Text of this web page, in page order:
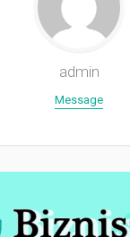
admin
Message